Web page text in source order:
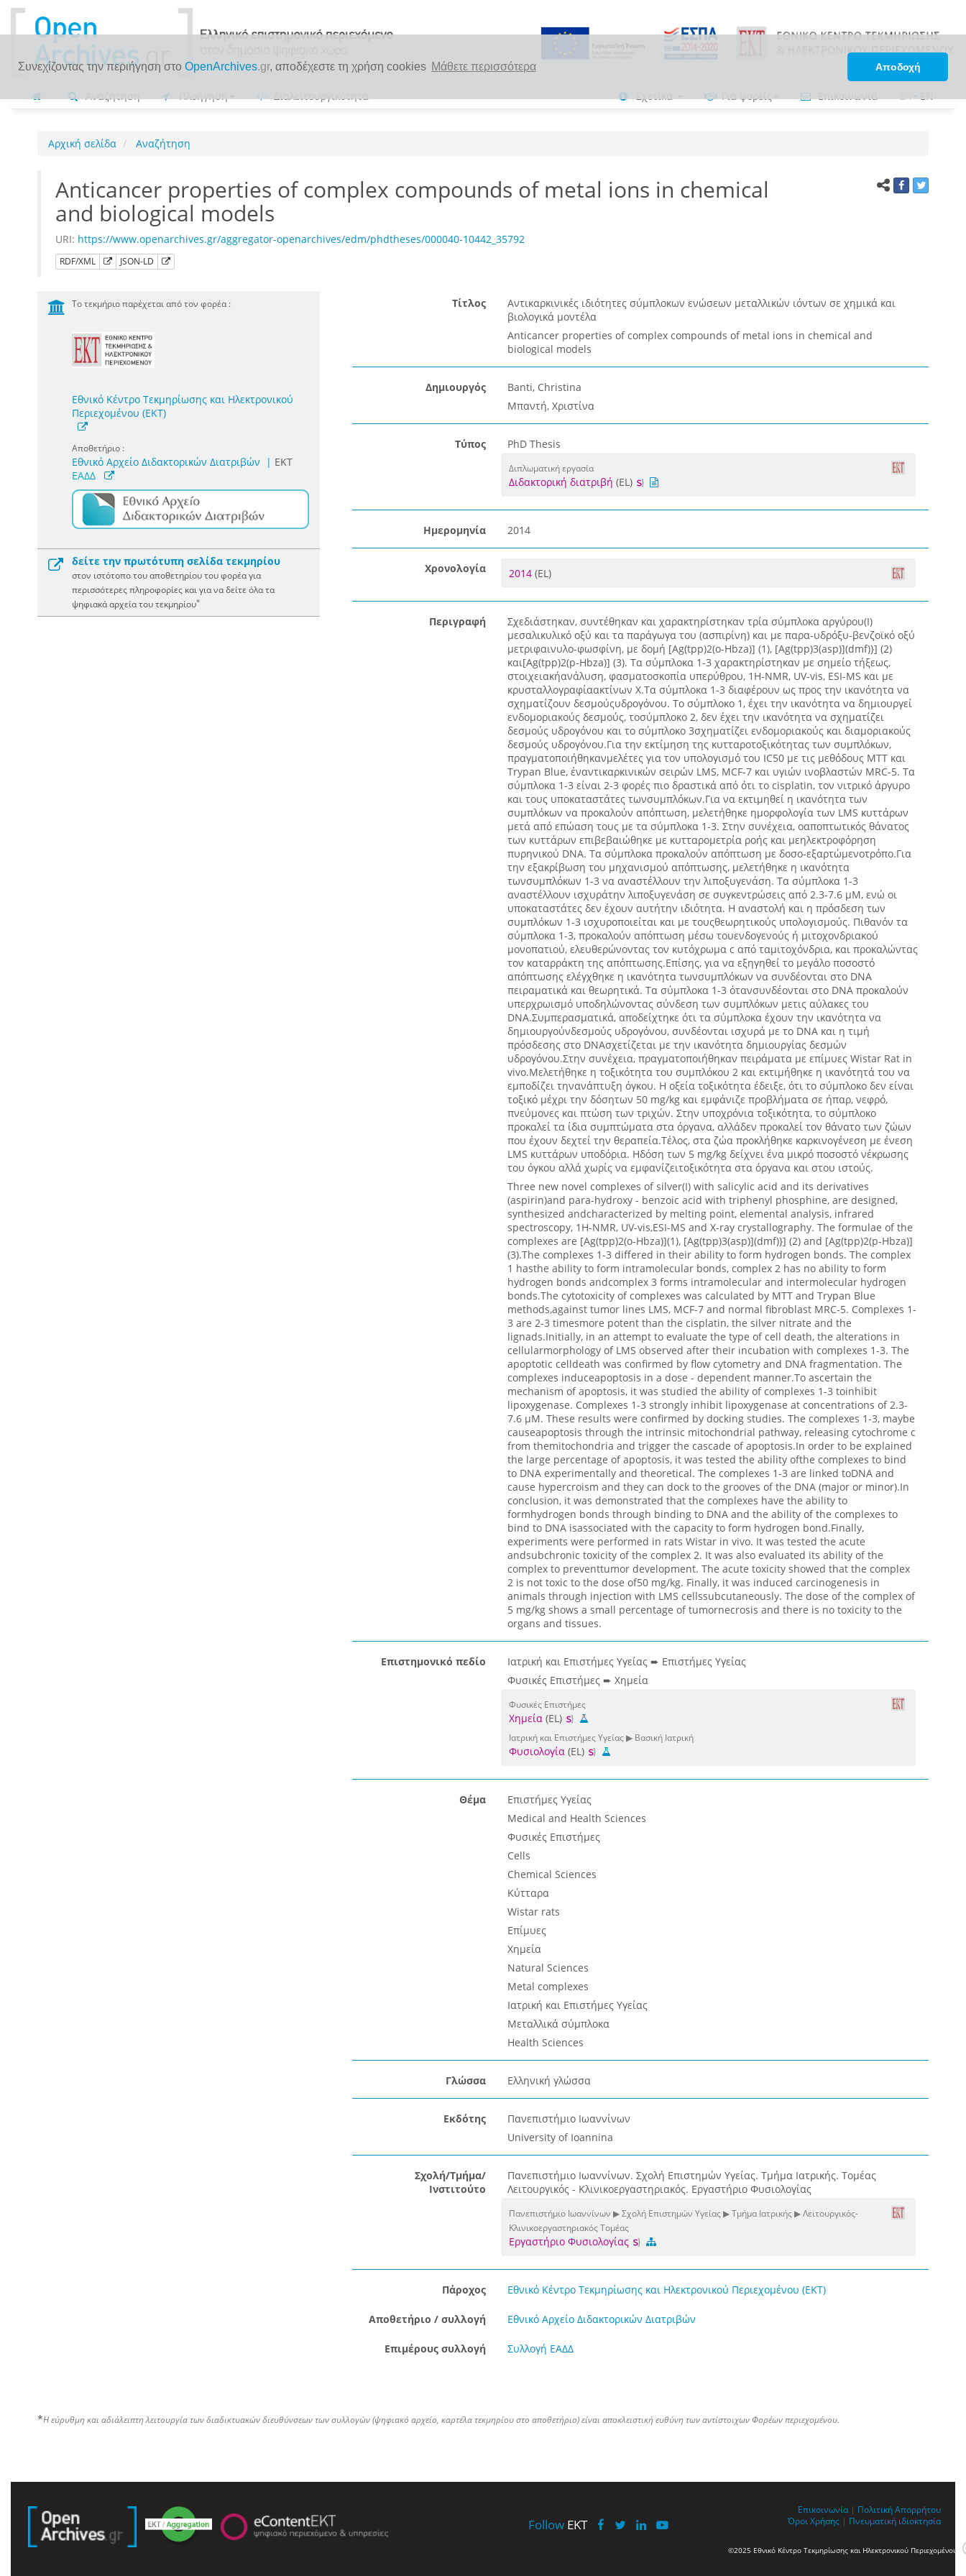
Συνεχίζοντας την περιήγηση στο OpenArchives.gr, αποδέχεστε τη χρήση cookies Μάθετε περισσότερα Αποδοχή
Αναζήτηση Πλοήγηση Διαλειτουργικότητα Σχετικά Για φορείς Επικοινωνία ΕΛ•EN
Αρχική σελίδα Αναζήτηση
Anticancer properties of complex compounds of metal ions in chemical
and biological models
URI: https://www.openarchives.gr/aggregator-openarchives/edm/phdtheses/000040-10442_35792
RDF/XML JSON-LD
Το τεκμήριο παρέχεται από τον φορέα :
Εθνικό Κέντρο Τεκμηρίωσης και Ηλεκτρονικού
Περιεχομένου (ΕΚΤ)
Αποθετήριο :
Εθνικό Αρχείο Διδακτορικών Διατριβών | ΕΚΤ
ΕΑΔΔ
δείτε την πρωτότυπη σελίδα τεκμηρίου
στον ιστότοπο του αποθετηρίου του φορέα για
περισσότερες πληροφορίες και για να δείτε όλα τα
ψηφιακά αρχεία του τεκμηρίου*
Τίτλος
Αντικαρκινικές ιδιότητες σύμπλοκων ενώσεων μεταλλικών ιόντων σε χημικά και
βιολογικά μοντέλα
Anticancer properties of complex compounds of metal ions in chemical and
biological models
Δημιουργός
Banti, Christina
Μπαντή, Χριστίνα
Τύπος PhD Thesis
Διπλωματική εργασία
Διδακτορική διατριβή (EL)
Ημερομηνία 2014
Χρονολογία 2014 (EL)
Περιγραφή
Σχεδιάστηκαν, συντέθηκαν και χαρακτηρίστηκαν τρία σύμπλοκα αργύρου(Ι)
μεσαλικυλικό οξύ και τα παράγωγα του (ασπιρίνη) και με παρα-υδρόξυ-βενζοϊκό οξύ
μετριφαινυλο-φωσφίνη, με δομή [Ag(tpp)2(o-Hbza)] (1), [Ag(tpp)3(asp)](dmf)}] (2)
και[Ag(tpp)2(p-Hbza)] (3). Τα σύμπλοκα 1-3 χαρακτηρίστηκαν με σημείο τήξεως,
στοιχειακήανάλυση, φασματοσκοπία υπερύθρου, 1H-NMR, UV-vis, ESI-MS και με
κρυσταλλογραφίαακτίνων Χ.Τα σύμπλοκα 1-3 διαφέρουν ως προς την ικανότητα να
σχηματίζουν δεσμούςυδρογόνου. Το σύμπλοκο 1, έχει την ικανότητα να δημιουργεί
ενδομοριακούς δεσμούς, τοσύμπλοκο 2, δεν έχει την ικανότητα να σχηματίζει
δεσμούς υδρογόνου και το σύμπλοκο 3σχηματίζει ενδομοριακούς και διαμοριακούς
δεσμούς υδρογόνου.Για την εκτίμηση της κυτταροτοξικότητας των συμπλόκων,
πραγματοποιήθηκανμελέτες για τον υπολογισμό του IC50 με τις μεθόδους ΜΤΤ και
Trypan Blue, έναντικαρκινικών σειρών LMS, MCF-7 και υγιών ινοβλαστών MRC-5. Τα
σύμπλοκα 1-3 είναι 2-3 φορές πιο δραστικά από ότι το cisplatin, τον νιτρικό άργυρο
και τους υποκαταστάτες τωνσυμπλόκων.Για να εκτιμηθεί η ικανότητα των
συμπλόκων να προκαλούν απόπτωση, μελετήθηκε ημορφολογία των LMS κυττάρων
μετά από επώαση τους με τα σύμπλοκα 1-3. Στην συνέχεια, οαποπτωτικός θάνατος
των κυττάρων επιβεβαιώθηκε με κυτταρομετρία ροής και μεηλεκτροφόρηση
πυρηνικού DNA. Τα σύμπλοκα προκαλούν απόπτωση με δοσο-εξαρτώμενοτρόπο.Για
την εξακρίβωση του μηχανισμού απόπτωσης, μελετήθηκε η ικανότητα
τωνσυμπλόκων 1-3 να αναστέλλουν την λιποξυγενάση. Τα σύμπλοκα 1-3
αναστέλλουν ισχυράτην λιποξυγενάση σε συγκεντρώσεις από 2.3-7.6 μΜ, ενώ οι
υποκαταστάτες δεν έχουν αυτήτην ιδιότητα. Η αναστολή και η πρόσδεση των
συμπλόκων 1-3 ισχυροποιείται και με τουςθεωρητικούς υπολογισμούς. Πιθανόν τα
σύμπλοκα 1-3, προκαλούν απόπτωση μέσω τουενδογενούς ή μιτοχονδριακού
μονοπατιού, ελευθερώνοντας τον κυτόχρωμα c από ταμιτοχόνδρια, και προκαλώντας
τον καταρράκτη της απόπτωσης.Επίσης, για να εξηγηθεί το μεγάλο ποσοστό
απόπτωσης ελέγχθηκε η ικανότητα τωνσυμπλόκων να συνδέονται στο DNA
πειραματικά και θεωρητικά. Tα σύμπλοκα 1-3 ότανσυνδέονται στο DNA προκαλούν
υπερχρωισμό υποδηλώνοντας σύνδεση των συμπλόκων μετις αύλακες του
DNA.Συμπερασματικά, αποδείχτηκε ότι τα σύμπλοκα έχουν την ικανότητα να
δημιουργούνδεσμούς υδρογόνου, συνδέονται ισχυρά με το DNA και η τιμή
πρόσδεσης στο DNAσχετίζεται με την ικανότητα δημιουργίας δεσμών
υδρογόνου.Στην συνέχεια, πραγματοποιήθηκαν πειράματα με επίμυες Wistar Rat in
vivo.Μελετήθηκε η τοξικότητα του συμπλόκου 2 και εκτιμήθηκε η ικανότητά του να
εμποδίζει τηνανάπτυξη όγκου. Η οξεία τοξικότητα έδειξε, ότι το σύμπλοκο δεν είναι
τοξικό μέχρι την δόσητων 50 mg/kg και εμφάνιζε προβλήματα σε ήπαρ, νεφρό,
πνεύμονες και πτώση των τριχών. Στην υποχρόνια τοξικότητα, το σύμπλοκο
προκαλεί τα ίδια συμπτώματα στα όργανα, αλλάδεν προκαλεί τον θάνατο των ζώων
που έχουν δεχτεί την θεραπεία.Τέλος, στα ζώα προκλήθηκε καρκινογένεση με ένεση
LMS κυττάρων υποδόρια. Ηδόση των 5 mg/kg δείχνει ένα μικρό ποσοστό νέκρωσης
του όγκου αλλά χωρίς να εμφανίζειτοξικότητα στα όργανα και στου ιστούς.
Three new novel complexes of silver(I) with salicylic acid and its derivatives
(aspirin)and para-hydroxy - benzoic acid with triphenyl phosphine, are designed,
synthesized andcharacterized by melting point, elemental analysis, infrared
spectroscopy, 1H-NMR, UV-vis,ESI-MS and X-ray crystallography. The formulae of the
complexes are [Ag(tpp)2(o-Hbza)](1), [Ag(tpp)3(asp)](dmf)}] (2) and [Ag(tpp)2(p-Hbza)]
(3).The complexes 1-3 differed in their ability to form hydrogen bonds. The complex
1 hasthe ability to form intramolecular bonds, complex 2 has no ability to form
hydrogen bonds andcomplex 3 forms intramolecular and intermolecular hydrogen
bonds.The cytotoxicity of complexes was calculated by MTT and Trypan Blue
methods,against tumor lines LMS, MCF-7 and normal fibroblast MRC-5. Complexes 1-
3 are 2-3 timesmore potent than the cisplatin, the silver nitrate and the
lignads.Initially, in an attempt to evaluate the type of cell death, the alterations in
cellularmorphology of LMS observed after their incubation with complexes 1-3. The
apoptotic celldeath was confirmed by flow cytometry and DNA fragmentation. The
complexes induceapoptosis in a dose - dependent manner.To ascertain the
mechanism of apoptosis, it was studied the ability of complexes 1-3 toinhibit
lipoxygenase. Complexes 1-3 strongly inhibit lipoxygenase at concentrations of 2.3-
7.6 μM. These results were confirmed by docking studies. The complexes 1-3, maybe
causeapoptosis through the intrinsic mitochondrial pathway, releasing cytochrome c
from themitochondria and trigger the cascade of apoptosis.In order to be explained
the large percentage of apoptosis, it was tested the ability ofthe complexes to bind
to DNA experimentally and theoretical. The complexes 1-3 are linked toDNA and
cause hypercroism and they can dock to the grooves of the DNA (major or minor).In
conclusion, it was demonstrated that the complexes have the ability to
formhydrogen bonds through binding to DNA and the ability of the complexes to
bind to DNA isassociated with the capacity to form hydrogen bond.Finally,
experiments were performed in rats Wistar in vivo. It was tested the acute
andsubchronic toxicity of the complex 2. It was also evaluated its ability of the
complex to preventtumor development. The acute toxicity showed that the complex
2 is not toxic to the dose of50 mg/kg. Finally, it was induced carcinogenesis in
animals through injection with LMS cellssubcutaneously. The dose of the complex of
5 mg/kg shows a small percentage of tumornecrosis and there is no toxicity to the
organs and tissues.
Επιστημονικό πεδίο
Ιατρική και Επιστήμες Υγείας ➨ Επιστήμες Υγείας
Φυσικές Επιστήμες ➨ Χημεία
Φυσικές Επιστήμες
Χημεία(EL)
Ιατρική και Επιστήμες Υγείας ▶ Βασική Ιατρική
Φυσιολογία(EL)
Θέμα
Επιστήμες Υγείας
Medical and Health Sciences
Φυσικές Επιστήμες
Cells
Chemical Sciences
Κύτταρα
Wistar rats
Επίμυες
Χημεία
Natural Sciences
Metal complexes
Ιατρική και Επιστήμες Υγείας
Μεταλλικά σύμπλοκα
Health Sciences
Γλώσσα Ελληνική γλώσσα
Εκδότης
Πανεπιστήμιο Ιωαννίνων
University of Ioannina
Σχολή/Τμήμα/
Ινστιτούτο
Πανεπιστήμιο Ιωαννίνων. Σχολή Επιστημών Υγείας. Τμήμα Ιατρικής. Τομέας
Λειτουργικός - Κλινικοεργαστηριακός. Εργαστήριο Φυσιολογίας
Πανεπιστήμιο Ιωαννίνων ▶ Σχολή Επιστημών Υγείας ▶ Τμήμα Ιατρικής ▶ Λειτουργικός-
Κλινικοεργαστηριακός Τομέας
Εργαστήριο Φυσιολογίας
Πάροχος Εθνικό Κέντρο Τεκμηρίωσης και Ηλεκτρονικού Περιεχομένου (ΕΚΤ)
Αποθετήριο / συλλογή Εθνικό Αρχείο Διδακτορικών Διατριβών
Επιμέρους συλλογή Συλλογή ΕΑΔΔ
*Η εύρυθμη και αδιάλειπτη λειτουργία των διαδικτυακών διευθύνσεων των συλλογών (ψηφιακό αρχείο, καρτέλα τεκμηρίου στο αποθετήριο) είναι αποκλειστική ευθύνη των αντίστοιχων Φορέων περιεχομένου.
Follow EKT
Επικοινωνία | Πολιτική Απορρήτου
Όροι Χρήσης | Πνευματική ιδιοκτησία
©2025 Εθνικό Κέντρο Τεκμηρίωσης και Ηλεκτρονικού Περιεχομένου